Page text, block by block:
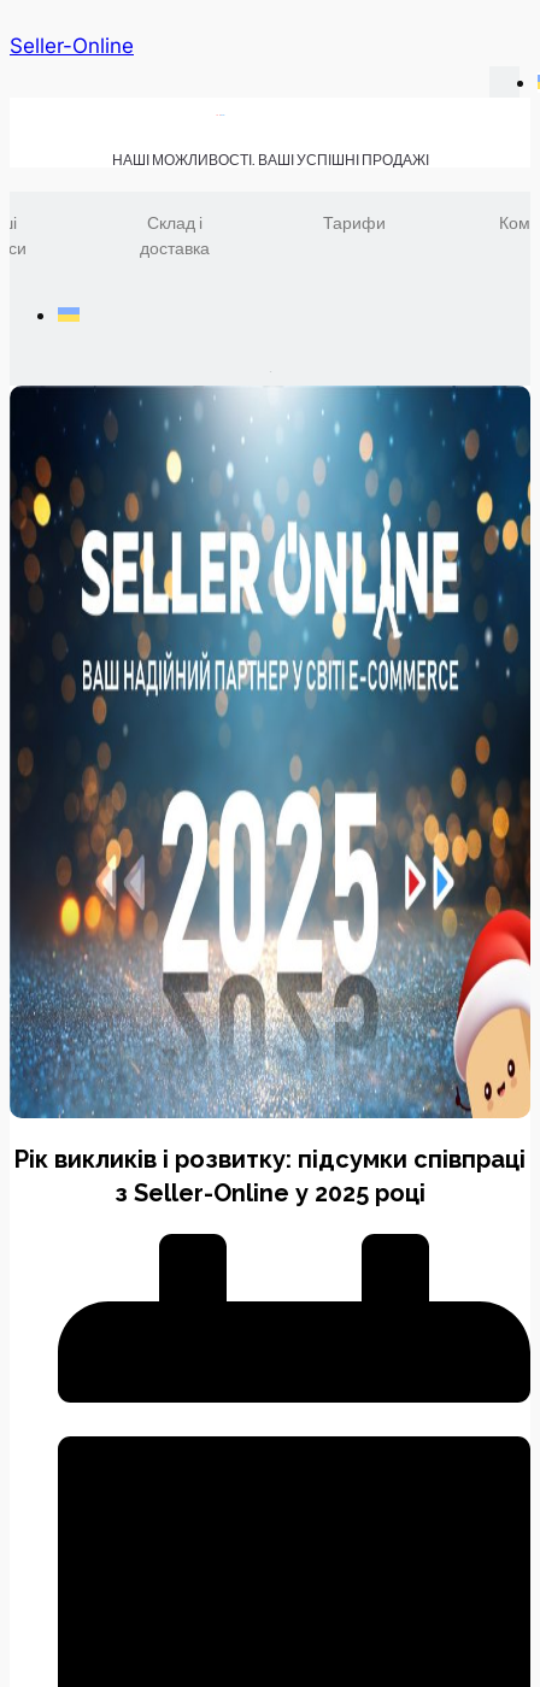
Seller-Online
НАШІ МОЖЛИВОСТІ. ВАШІ УСПІШНІ ПРОДАЖІ
Склад і
доставка
Тарифи
Рік викликів і розвитку: підсумки співпраці
з Seller-Online у 2025 році